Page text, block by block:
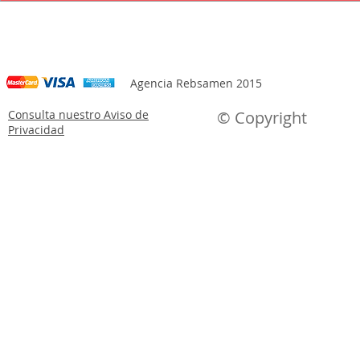
Agencia Rebsamen 2015
Consulta nuestro Aviso de
Privacidad
© Copyright